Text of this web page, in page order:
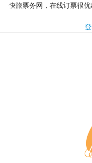
快旅票务网，在线订票很